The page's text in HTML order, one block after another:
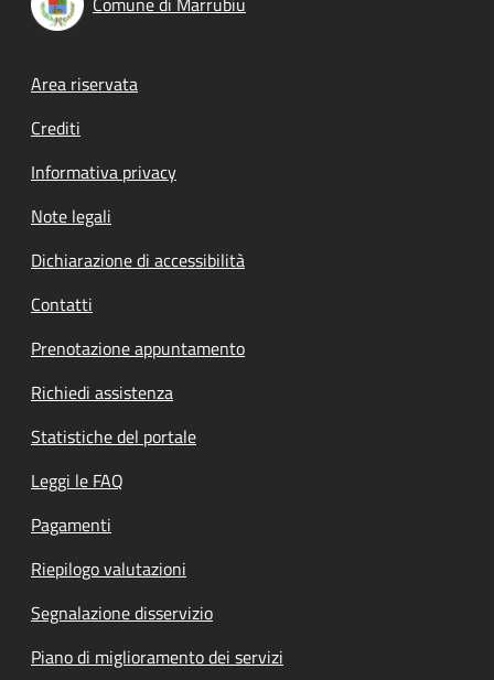
Footer menu
Area riservata
Crediti
Informativa privacy
Note legali
Dichiarazione di accessibilità
Contatti
Prenotazione appuntamento
Richiedi assistenza
Statistiche del portale
Leggi le FAQ
Pagamenti
Riepilogo valutazioni
Segnalazione disservizio
Piano di miglioramento dei servizi